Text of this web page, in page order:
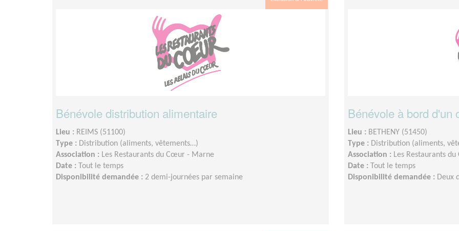
Bénévole distribution alimentaire
Lieu : REIMS (51100)
Type : Distribution (aliments, vêtements…)
Association : Les Restaurants du Cœur - Marne
Date :
Tout le temps
Disponibilité demandée : 2 demi-journées par semaine
Bénévole à bord d'un
Lieu : BETHENY (51450)
Type : Distribution (aliments,
Association : Les Restaurants
Date :
Tout le temps
Disponibilité demandée : Deux